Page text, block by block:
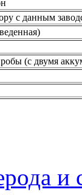
с данным
(с двумя